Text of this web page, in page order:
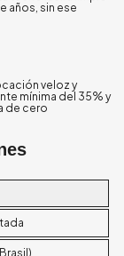
años, sin ese
veloz y
mínima del 35% y
de cero